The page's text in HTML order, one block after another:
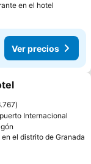
en el hotel
Ver precios
Internacional
el distrito de Granada